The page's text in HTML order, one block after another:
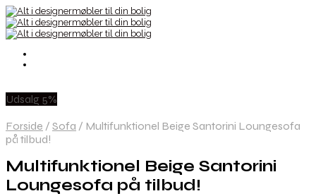
Udsalg 5%
Forside / Sofa / Multifunktionel Beige Santorini Loungesofa
på tilbud!
Multifunktionel Beige Santorini
Loungesofa på tilbud!